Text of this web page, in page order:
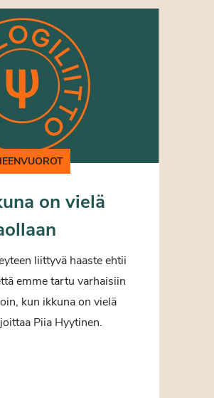
on vielä
liittyvä haaste ehtii
emme tartu varhaisiin
kun ikkuna on vielä
Piia Hyytinen.